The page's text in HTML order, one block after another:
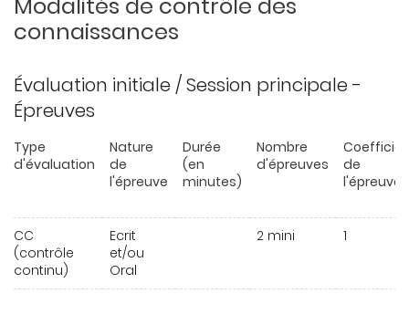
connaissances
Évaluation initiale / Session principale -
Épreuves
Type
d'évaluation
Nature
de
l'épreuve
Durée
(en
minutes)
Nombre
d'épreuves
de
l'épreuve
CC
(contrôle
continu)
Ecrit
et/ou
Oral
2 mini 1